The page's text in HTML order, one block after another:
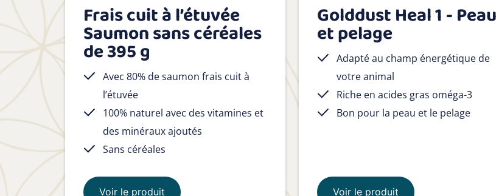
Frais cuit à l’étuvée
Saumon sans céréales
de 395 g
Avec 80% de saumon frais cuit à
l’étuvée
100% naturel avec des vitamines et
des minéraux ajoutés
Sans céréales
Voir le produit
Golddust Heal 1 - Peau
et pelage
Adapté au champ énergétique de
votre animal
Riche en acides gras oméga-3
Bon pour la peau et le pelage
Voir le produit